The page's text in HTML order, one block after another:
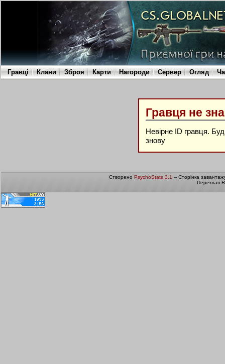
Гравці Клани Зброя Карти Нагороди Сервер Огляд
Гравця не
Невірне ID гравця.
знову
Створено PsychoStats 3.1 -- Сторінка
Переклав